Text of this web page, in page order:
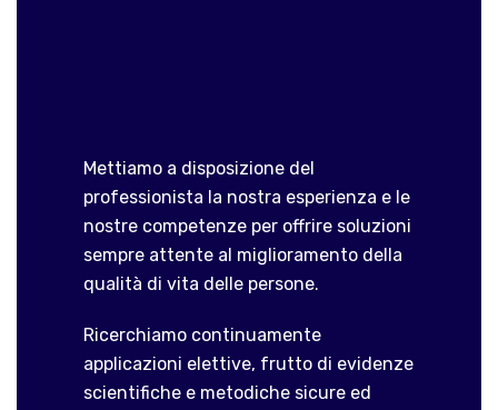
Mettiamo a disposizione del
professionista la nostra esperienza e le
nostre competenze per offrire soluzioni
sempre attente al miglioramento della
qualità di vita delle persone.
Ricerchiamo continuamente
applicazioni elettive, frutto di evidenze
scientifiche e metodiche sicure ed